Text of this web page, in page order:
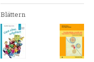
Blättern